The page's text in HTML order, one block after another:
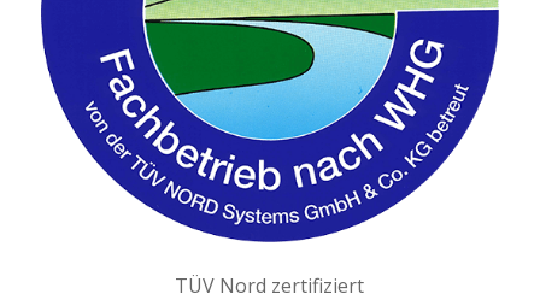
TÜV Nord zertifiziert